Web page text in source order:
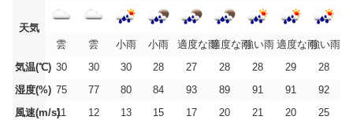
天気
雲
雲 小雨 小雨 適度な雨適度な雨強い雨 適度な雨強い雨
気温(℃) 30 30 30 28 27 28 28 29
28
湿度(%) 75 77 80 84 93 89 91 91
92
風速(m/s)11 12 13 15 17 20 21 20
25